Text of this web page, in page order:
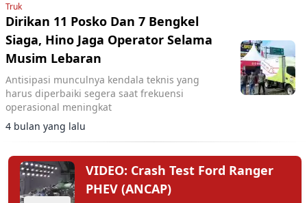
Truk
Dirikan 11 Posko Dan 7 Bengkel
Siaga, Hino Jaga Operator Selama
Musim Lebaran
Antisipasi munculnya kendala teknis yang
harus diperbaiki segera saat frekuensi
operasional meningkat
4 bulan yang lalu
VIDEO: Crash Test Ford Ranger
PHEV (ANCAP)